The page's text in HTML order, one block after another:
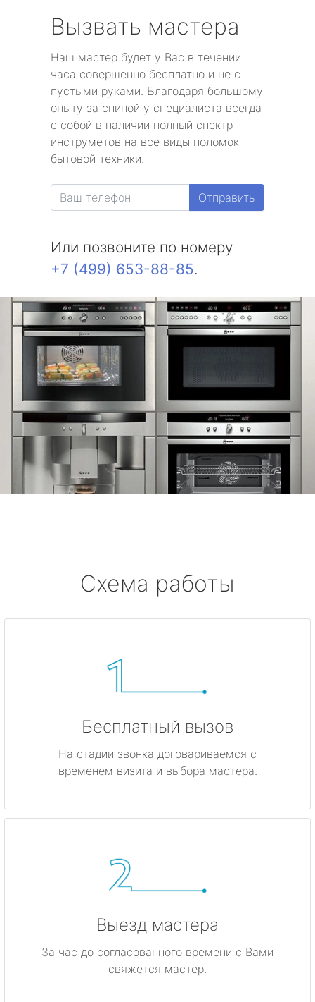
Вызвать мастера
Наш мастер будет у Вас в течении
часа совершенно бесплатно и не с
пустыми руками. Благодаря большому
опыту за спиной у специалиста всегда
с собой в наличии полный спектр
инструметов на все виды поломок
бытовой техники.
Отправить
Или позвоните по номеру
+7 (499) 653-88-85.
Схема работы
Бесплатный вызов
На стадии звонка договариваемся с
временем визита и выбора мастера.
Выезд мастера
За час до согласованного времени с Вами
свяжется мастер.